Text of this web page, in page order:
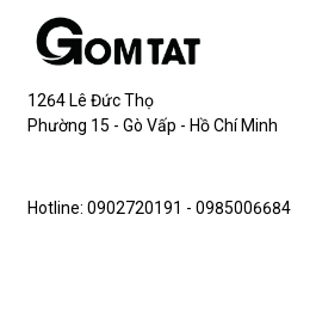
1264 Lê Đức Thọ
Phường 15 - Gò Vấp - Hồ Chí Minh
Hotline: 0902720191 - 0985006684